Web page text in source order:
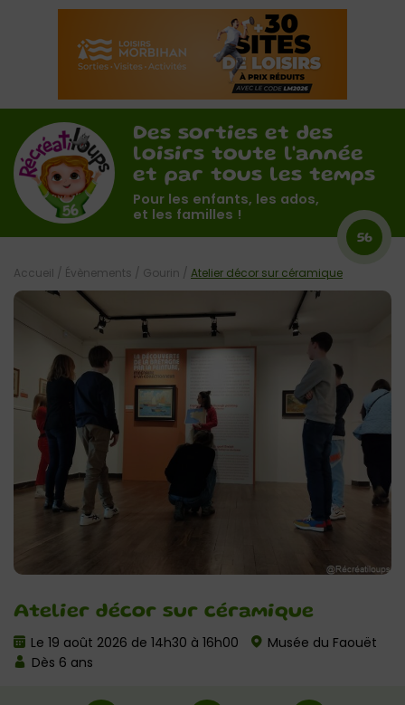
Des sorties et des
loisirs toute l'année
et par tous les temps
Pour les enfants, les ados,
et les familles !
56
Atelier décor sur céramique
Le 19 août 2026 de 14h30 à 16h00
Musée du Faouët
Dès 6 ans
Accueil / Évènements / Gourin / Atelier décor sur céramique